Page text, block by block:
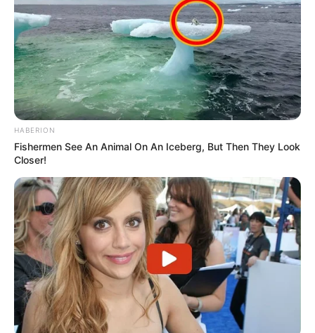
HABERION
Fishermen See An Animal On An Iceberg, But Then They Look
Closer!